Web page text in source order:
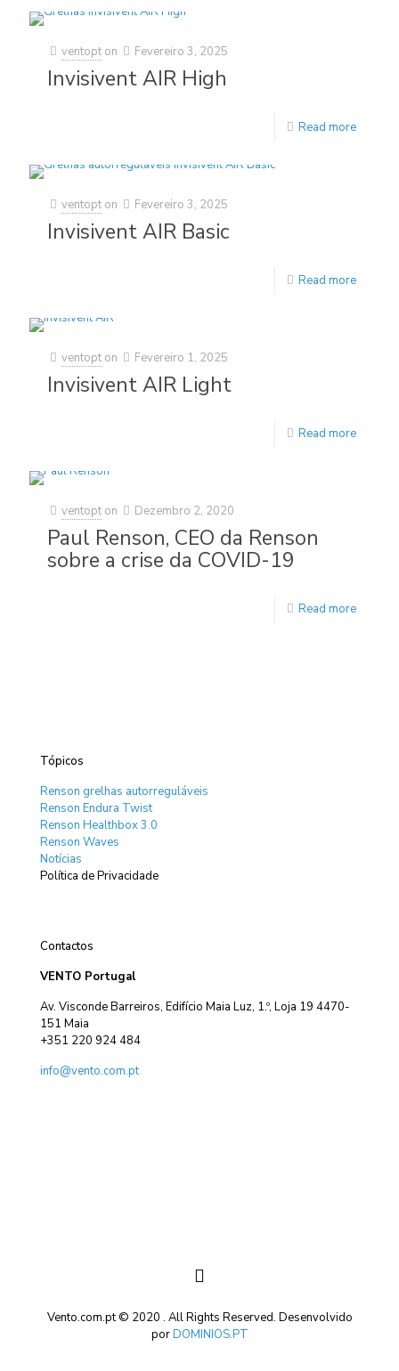
ventopt on Fevereiro 3, 2025
Invisivent AIR High
Read more
ventopt on Fevereiro 3, 2025
Invisivent AIR Basic
Read more
ventopt on Fevereiro 1, 2025
Invisivent AIR Light
Read more
ventopt on Dezembro 2, 2020
Paul Renson, CEO da Renson
sobre a crise da COVID-19
Read more
Tópicos
Renson grelhas autorreguláveis
Renson Endura Twist
Renson Healthbox 3.0
Renson Waves
Notícias
Política de Privacidade
Contactos
VENTO Portugal
Av. Visconde Barreiros, Edifício Maia Luz, 1.º, Loja 19 4470-
151 Maia
+351 220 924 484
info@vento.com.pt
Vento.com.pt © 2020 . All Rights Reserved. Desenvolvido
porDOMINIOS.PT